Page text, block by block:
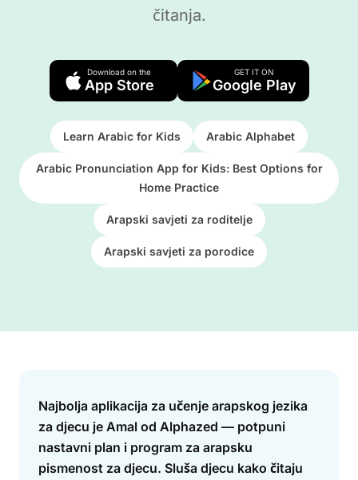
čitanja.
Download on the
App Store
GET IT ON
Google Play
Learn Arabic for Kids Arabic Alphabet
Arabic Pronunciation App for Kids: Best Options for
Home Practice
Arapski savjeti za roditelje
Arapski savjeti za porodice
Answer
Najbolja aplikacija za učenje arapskog jezika
za djecu je Amal od Alphazed — potpuni
nastavni plan i program za arapsku
pismenost za djecu. Sluša djecu kako čitaju